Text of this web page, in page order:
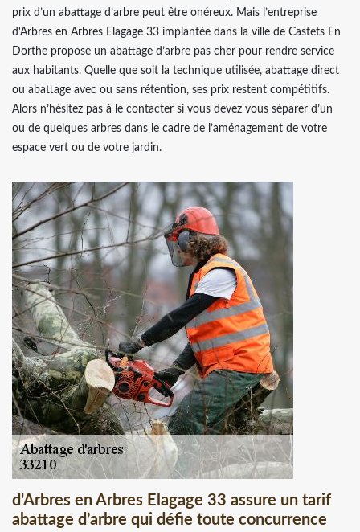
prix d’un abattage d’arbre peut être onéreux. Mais l’entreprise
d'Arbres en Arbres Elagage 33 implantée dans la ville de Castets En
Dorthe propose un abattage d’arbre pas cher pour rendre service
aux habitants. Quelle que soit la technique utilisée, abattage direct
ou abattage avec ou sans rétention, ses prix restent compétitifs.
Alors n’hésitez pas à le contacter si vous devez vous séparer d’un
ou de quelques arbres dans le cadre de l’aménagement de votre
espace vert ou de votre jardin.
d'Arbres en Arbres Elagage 33 assure un tarif
abattage d’arbre qui défie toute concurrence